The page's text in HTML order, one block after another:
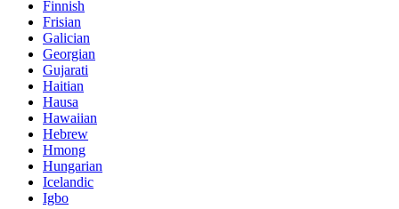
Finnish
Frisian
Galician
Georgian
Gujarati
Haitian
Hausa
Hawaiian
Hebrew
Hmong
Hungarian
Icelandic
Igbo